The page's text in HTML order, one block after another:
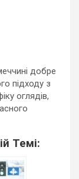
добре
підходу з
оглядів,
Темі: